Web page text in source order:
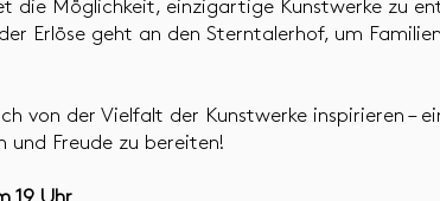
die Möglichkeit, einzigartige Kunstwerke zu
Erlöse geht an den Sterntalerhof, um
von der Vielfalt der Kunstwerke inspirieren –
und Freude zu bereiten!